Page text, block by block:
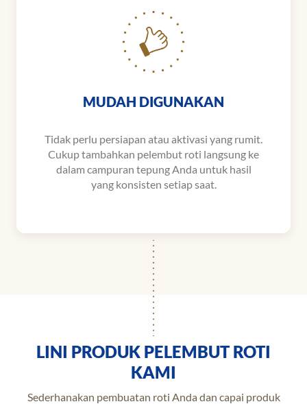
MUDAH DIGUNAKAN
Tidak perlu persiapan atau aktivasi yang rumit.
Cukup tambahkan pelembut roti langsung ke
dalam campuran tepung Anda untuk hasil
yang konsisten setiap saat.
LINI PRODUK PELEMBUT ROTI
KAMI
Sederhanakan pembuatan roti Anda dan capai produk